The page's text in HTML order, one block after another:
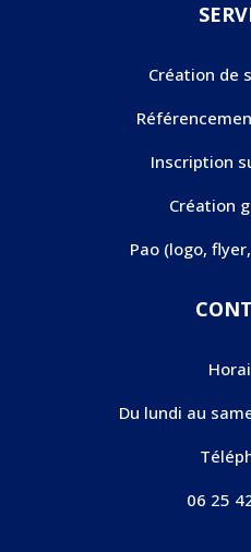
Création de
Inscription
Création
Pao (logo,
Du lundi au
06 25